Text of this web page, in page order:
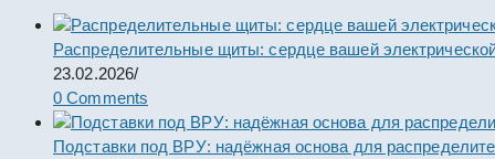
Распределительные щиты: сердце вашей
23.02.2026/
0 Comments
Подставки под ВРУ: надёжная основа для